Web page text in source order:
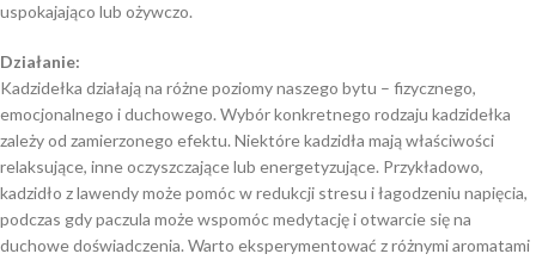
uspokajająco lub ożywczo.
Działanie:
Kadzidełka działają na różne poziomy naszego bytu – fizycznego,
emocjonalnego i duchowego. Wybór konkretnego rodzaju kadzidełka
zależy od zamierzonego efektu. Niektóre kadzidła mają właściwości
relaksujące, inne oczyszczające lub energetyzujące. Przykładowo,
kadzidło z lawendy może pomóc w redukcji stresu i łagodzeniu napięcia,
podczas gdy paczula może wspomóc medytację i otwarcie się na
duchowe doświadczenia. Warto eksperymentować z różnymi aromatami